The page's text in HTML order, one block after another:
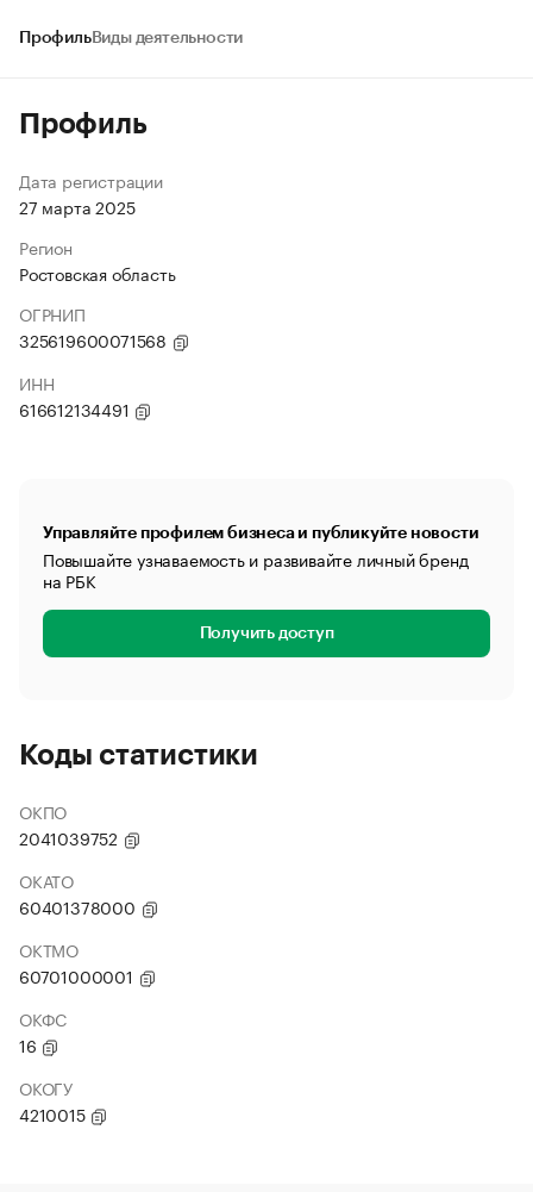
ПрофильВиды деятельности
Профиль
Дата регистрации
27 марта 2025
Регион
Ростовская область
ОГРНИП
325619600071568
ИНН
616612134491
Управляйте профилем бизнеса и публикуйте новости
Повышайте узнаваемость и развивайте личный бренд
на РБК
Получить доступ
Коды статистики
ОКПО
2041039752
ОКАТО
60401378000
ОКТМО
60701000001
ОКФС
16
ОКОГУ
4210015